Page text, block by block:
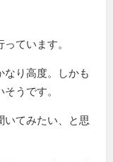
ています。
なり高度。しかも
うです。
いてみたい、と思